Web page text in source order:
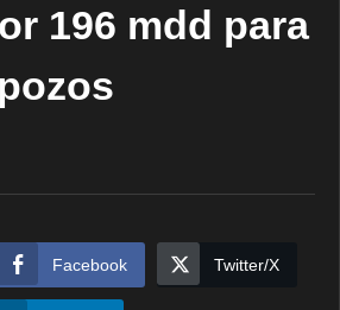
196 mdd para
Facebook Twitter/X